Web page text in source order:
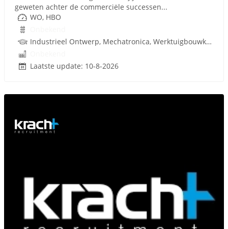
geweten achter de commerciële successen...
WO, HBO
Industrieel Ontwerp, Mechatronica, Werktuigbouwkunde, Metaal, Techniek
Laatste update: 10-8-2026